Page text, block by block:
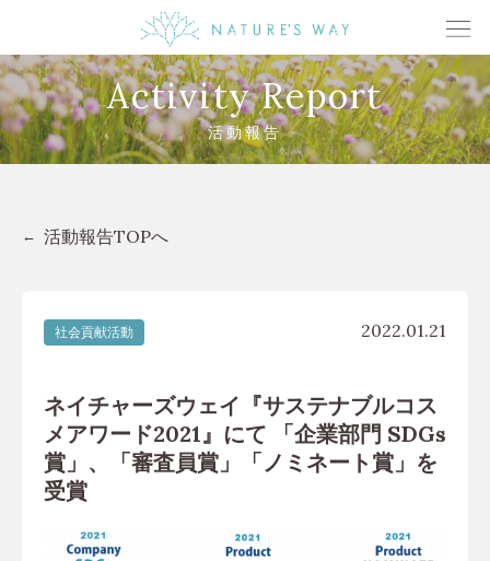
Activity Report
活動報告
活動報告TOPへ
社会貢献活動 2022.01.21
ネイチャーズウェイ『サステナブルコス
メアワード2021』にて 「企業部門 SDGs
賞」、「審査員賞」「ノミネート賞」を
受賞